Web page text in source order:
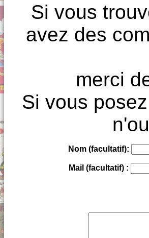
Si vous
avez des
merci
Si vous
Nom (facultatif):
Mail (facultatif) :